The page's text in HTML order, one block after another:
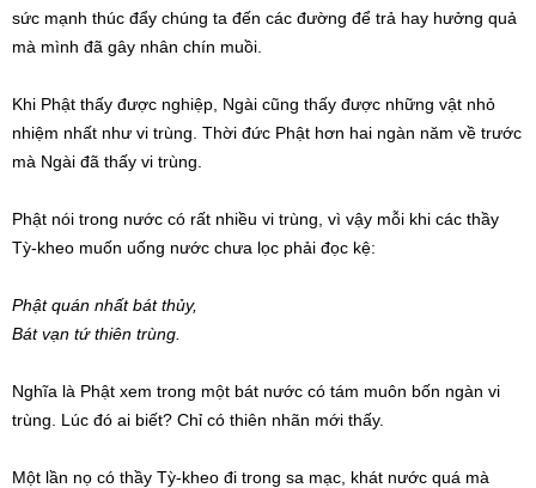
sức mạnh thúc đẩy chúng ta đến các đường để trả hay hưởng quả
mà mình đã gây nhân chín muồi.
Khi Phật thấy được nghiệp, Ngài cũng thấy được những vật nhỏ
nhiệm nhất như vi trùng. Thời đức Phật hơn hai ngàn năm về trước
mà Ngài đã thấy vi trùng.
Phật nói trong nước có rất nhiều vi trùng, vì vậy mỗi khi các thầy
Tỳ-kheo muốn uống nước chưa lọc phải đọc kệ:
Phật quán nhất bát thủy,
Bát vạn tứ thiên trùng.
Nghĩa là Phật xem trong một bát nước có tám muôn bốn ngàn vi
trùng. Lúc đó ai biết? Chỉ có thiên nhãn mới thấy.
Một lần nọ có thầy Tỳ-kheo đi trong sa mạc, khát nước quá mà